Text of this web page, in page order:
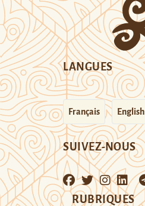
LANGUES
Français English
SUIVEZ-NOUS
RUBRIQUES